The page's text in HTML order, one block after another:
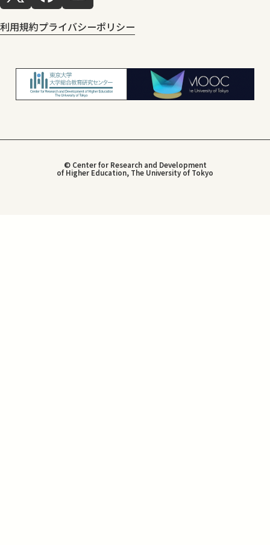
利用規約プライバシーポリシー
© Center for Research and Development
of Higher Education, The University of Tokyo